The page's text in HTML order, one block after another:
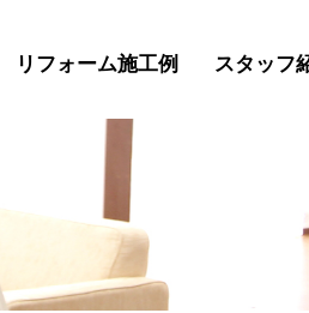
リフォーム施工例 スタッフ